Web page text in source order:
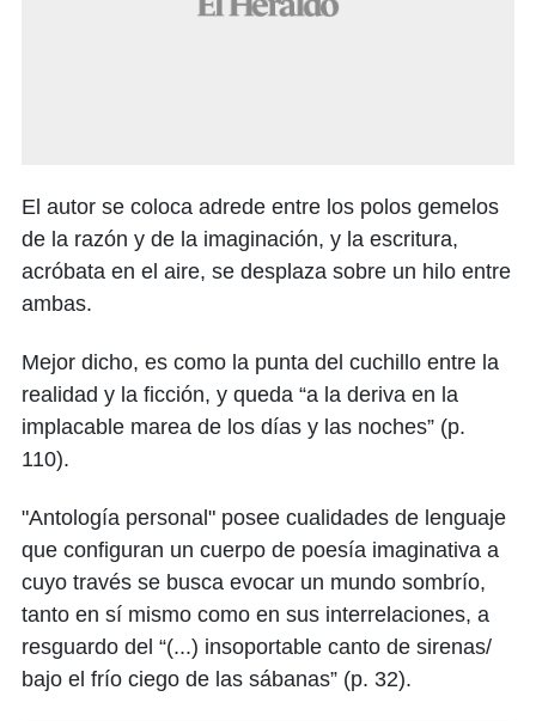
El autor se coloca adrede entre los polos gemelos
de la razón y de la imaginación, y la escritura,
acróbata en el aire, se desplaza sobre un hilo entre
ambas.
Mejor dicho, es como la punta del cuchillo entre la
realidad y la ficción, y queda “a la deriva en la
implacable marea de los días y las noches” (p.
110).
"Antología personal" posee cualidades de lenguaje
que configuran un cuerpo de poesía imaginativa a
cuyo través se busca evocar un mundo sombrío,
tanto en sí mismo como en sus interrelaciones, a
resguardo del “(...) insoportable canto de sirenas/
bajo el frío ciego de las sábanas” (p. 32).